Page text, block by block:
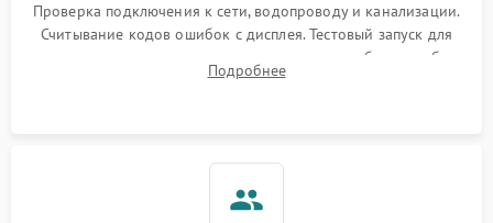
Проверка подключения к сети, водопроводу и канализации.
Считывание кодов ошибок с дисплея. Тестовый запуск для
выявления посторонних шумов, протечек или сбоев в работе
электронного модуля управления.
Подробнее